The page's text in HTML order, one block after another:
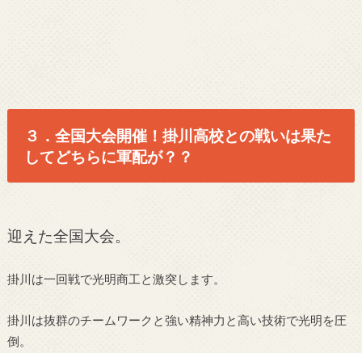
３．全国大会開催！掛川高校との戦いは果た
してどちらに軍配が？？
迎えた全国大会。
掛川は一回戦で光明商工と激突します。
掛川は抜群のチームワークと強い精神力と高い技術で光明を圧
倒。